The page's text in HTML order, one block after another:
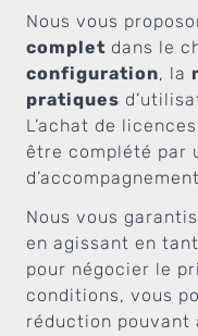
Nous vous
complet dans le
configuration, la
pratiques
L’achat de
être complété par
Nous vous
en agissant en
pour négocier le
conditions, vous
réduction pouvant